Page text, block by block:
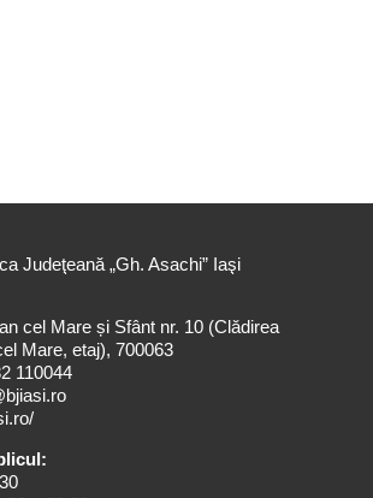
cel Mare și Sfânt nr. 10 (Clădirea
Mare, etaj), 700063
110044